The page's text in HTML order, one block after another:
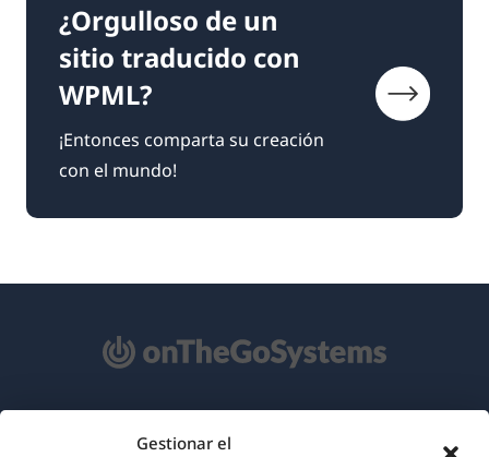
Gestionar el
¿Orgulloso de un
sitio traducido con
WPML?
¡Entonces comparta su creación
con el mundo!